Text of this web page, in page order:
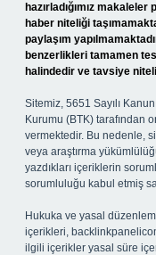
hazırladığımız
haber niteliği
paylaşım
benzerlikleri tamamen
halindedir ve tavsiye
Sitemiz, 5651 Sayılı
Kurumu (BTK) tarafından
vermektedir. Bu nedenle,
veya araştırma
yazdıkları içeriklerin
sorumluluğu kabul etmiş
Hukuka ve yasal
içerikleri,
ilgili içerikler yasal süre